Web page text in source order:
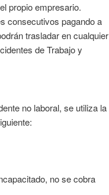
propio empresario.
consecutivos pagando a
trasladar en cualquier
de Trabajo y
no laboral, se utiliza la
no se cobra